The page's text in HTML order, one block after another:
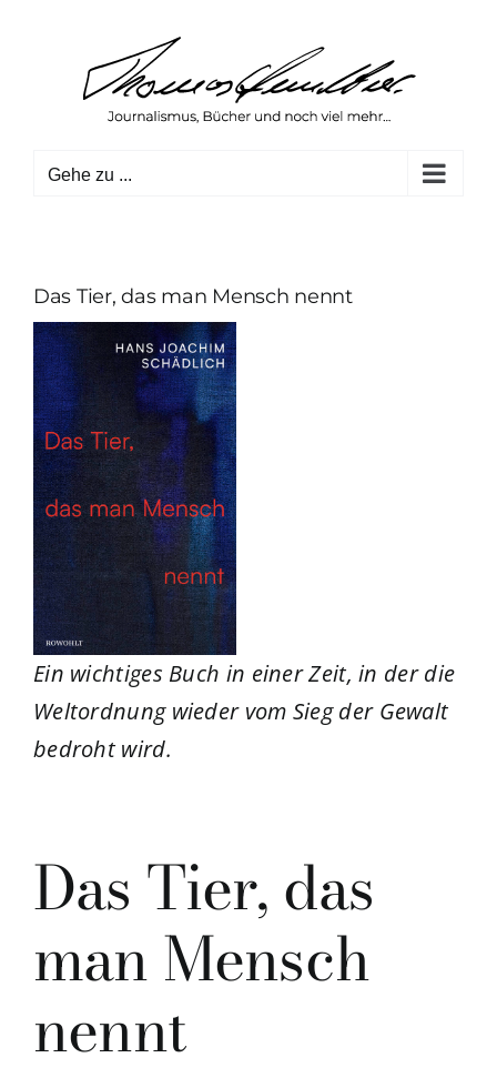
springen
Gehe zu ...
Das Tier, das man Mensch nennt
Ein wichtiges Buch in einer Zeit, in der die
Weltordnung wieder vom Sieg der Gewalt
bedroht wird.
Das Tier, das
man Mensch
nennt